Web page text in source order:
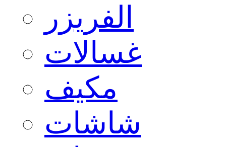
الفريزر
غسالات
مكيف
شاشات